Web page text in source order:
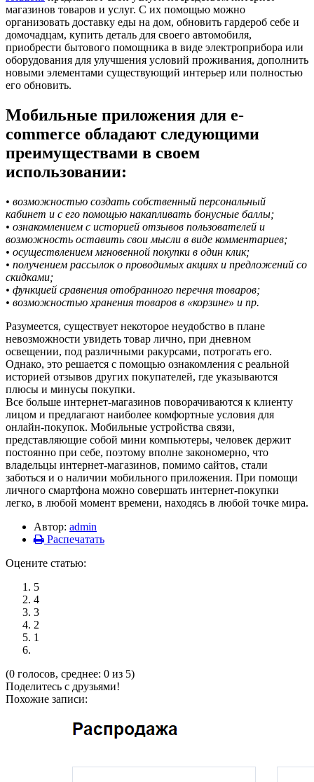
магазинов товаров и услуг. С их помощью можно
организовать доставку еды на дом, обновить гардероб себе и
домочадцам, купить деталь для своего автомобиля,
приобрести бытового помощника в виде электроприбора или
оборудования для улучшения условий проживания, дополнить
новыми элементами существующий интерьер или полностью
его обновить.
Мобильные приложения для e-
commerce обладают следующими
преимуществами в своем
использовании:
• возможностью создать собственный персональный
кабинет и с его помощью накапливать бонусные баллы;
• ознакомлением с историей отзывов пользователей и
возможность оставить свои мысли в виде комментариев;
• осуществлением мгновенной покупки в один клик;
• получением рассылок о проводимых акциях и предложений со
скидками;
• функцией сравнения отобранного перечня товаров;
• возможностью хранения товаров в «корзине» и пр.
Разумеется, существует некоторое неудобство в плане
невозможности увидеть товар лично, при дневном
освещении, под различными ракурсами, потрогать его.
Однако, это решается с помощью ознакомления с реальной
историей отзывов других покупателей, где указываются
плюсы и минусы покупки.
Все больше интернет-магазинов поворачиваются к клиенту
лицом и предлагают наиболее комфортные условия для
онлайн-покупок. Мобильные устройства связи,
представляющие собой мини компьютеры, человек держит
постоянно при себе, поэтому вполне закономерно, что
владельцы интернет-магазинов, помимо сайтов, стали
заботься и о наличии мобильного приложения. При помощи
личного смартфона можно совершать интернет-покупки
легко, в любой момент времени, находясь в любой точке мира.
Автор: admin
Распечатать
Оцените статью:
5
4
3
2
1
(0 голосов, среднее: 0 из 5)
Поделитесь с друзьями!
Похожие записи: